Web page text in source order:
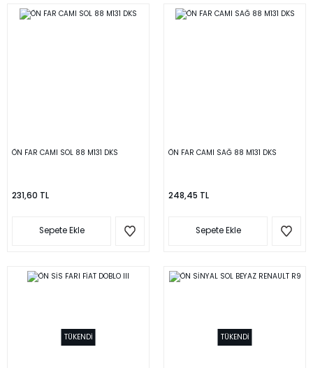
ÖN FAR CAMI SOL 88 M131 DKS
231,60 TL
Sepete Ekle
ÖN FAR CAMI SAĞ 88 M131 DKS
248,45 TL
Sepete Ekle
TÜKENDİ TÜKENDİ